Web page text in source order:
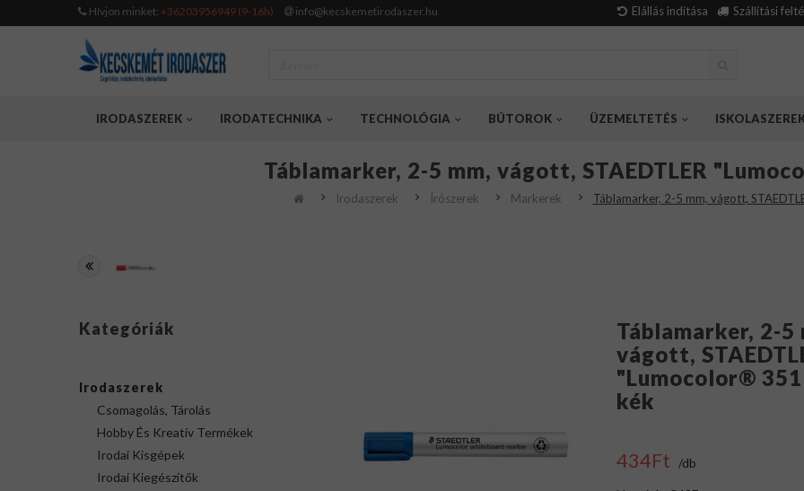
Hívjon minket: +36203956949 (9-16h) info@kecskemetirodaszer.hu Elállás indítása Szállítási
IRODASZEREK IRODATECHNIKA TECHNOLÓGIA BÚTOROK ÜZEMELTETÉS
Táblamarker, 2-5 mm, vágott, STAEDTLER
Irodaszerek Írószerek Markerek Táblamarker, 2-5 mm, vágott,
Kategóriák
Irodaszerek
Csomagolás, Tárolás
Hobby És Kreatív Termékek
Irodai Kisgépek
Irodai Kiegészítők
Táblamarker, 2-5
vágott,
"Lumocolor®
kék
434Ft /db